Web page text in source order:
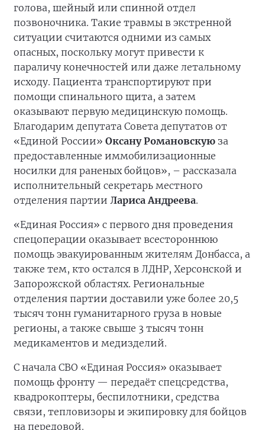
голова, шейный или спинной отдел
позвоночника. Такие травмы в экстренной
ситуации считаются одними из самых
опасных, поскольку могут привести к
параличу конечностей или даже летальному
исходу. Пациента транспортируют при
помощи спинального щита, а затем
оказывают первую медицинскую помощь.
Благодарим депутата Совета депутатов от
«Единой России» Оксану Романовскую за
предоставленные иммобилизационные
носилки для раненых бойцов», – рассказала
исполнительный секретарь местного
отделения партии Лариса Андреева.
«Единая Россия» с первого дня проведения
спецоперации оказывает всестороннюю
помощь эвакуированным жителям Донбасса, а
также тем, кто остался в ЛДНР, Херсонской и
Запорожской областях. Региональные
отделения партии доставили уже более 20,5
тысяч тонн гуманитарного груза в новые
регионы, а также свыше 3 тысяч тонн
медикаментов и медизделий.
С начала СВО «Единая Россия» оказывает
помощь фронту — передаёт спецсредства,
квадрокоптеры, беспилотники, средства
связи, тепловизоры и экипировку для бойцов
на передовой.